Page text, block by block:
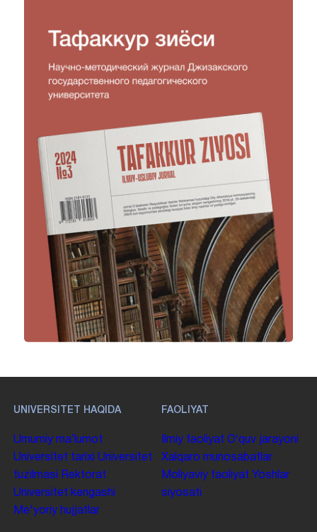
UNIVERSITET HAQIDA
Umumiy maʼlumot
Universitet tarixi Universitet
tuzilmasi
Rektorat
Universitet kengashi
Me'yoriy hujjatlar
FAOLIYAT
Ilmiy faoliyat Oʻquv jarayoni
Xalqaro munosabatlar
Moliyaviy faoliyat Yoshlar
siyosati